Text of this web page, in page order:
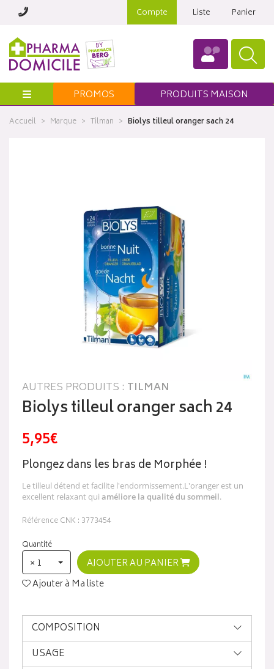
Compte Liste Panier
Menu PROMOS PRODUITS MAISON
Accueil Marque Tilman Biolys tilleul oranger sach 24
AUTRES PRODUITS : TILMAN
Biolys tilleul oranger sach 24
5,95€
Plongez dans les bras de Morphée !
Le tilleul détend et facilite l'endormissement.L'oranger est un
excellent relaxant qui améliore la qualité du sommeil.
Référence CNK : 3773454
Quantité
× 1
AJOUTER AU PANIER
Ajouter à Ma liste
COMPOSITION
USAGE